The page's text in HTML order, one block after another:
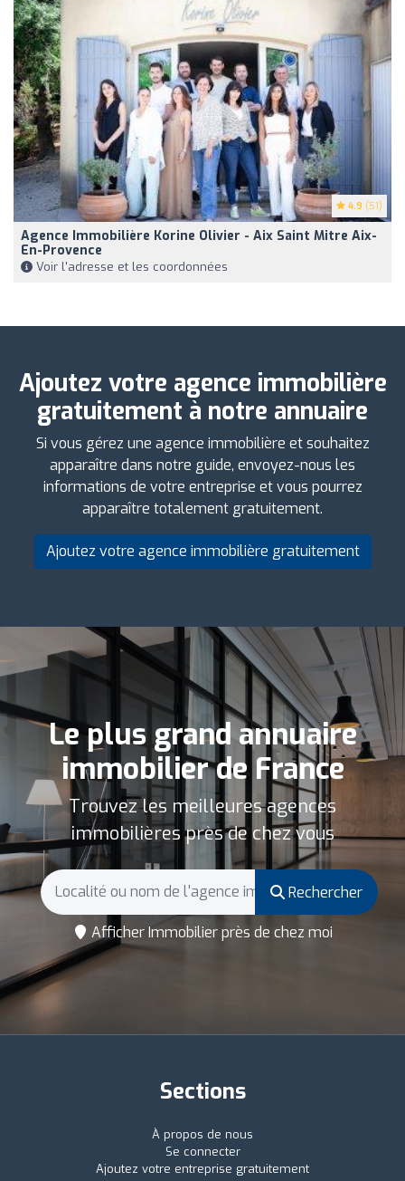
4.9 (51)
Agence Immobilière Korine Olivier - Aix Saint Mitre Aix-
En-Provence
Voir l'adresse et les coordonnées
Ajoutez votre agence immobilière
gratuitement à notre annuaire
Si vous gérez une agence immobilière et souhaitez
apparaître dans notre guide, envoyez-nous les
informations de votre entreprise et vous pourrez
apparaître totalement gratuitement.
Ajoutez votre agence immobilière gratuitement
Le plus grand annuaire
immobilier de France
Trouvez les meilleures agences
immobilières près de chez vous
Rechercher
Afficher Immobilier près de chez moi
Sections
À propos de nous
Se connecter
Ajoutez votre entreprise gratuitement